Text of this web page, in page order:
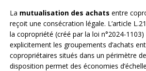
La mutualisation des achats entre
reçoit une consécration légale. L’article
la copropriété (créé par la loi n°2024-
explicitement les groupements d’achats
copropriétaires situés dans un périmètre
disposition permet des économies